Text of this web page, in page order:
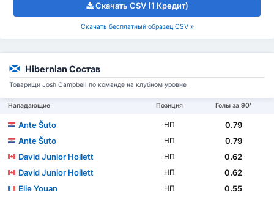
Скачать CSV (1 Кредит)
Скачать бесплатный образец CSV »
Hibernian Состав
Товарищи Josh Campbell по команде на клубном уровне
Нападающие Позиция Голы за 90'
Ante Šuto НП
0.79
Ante Šuto
НП
0.79
David Junior Hoilett
НП
0.62
David Junior Hoilett
НП
0.62
Elie Youan
НП
0.55